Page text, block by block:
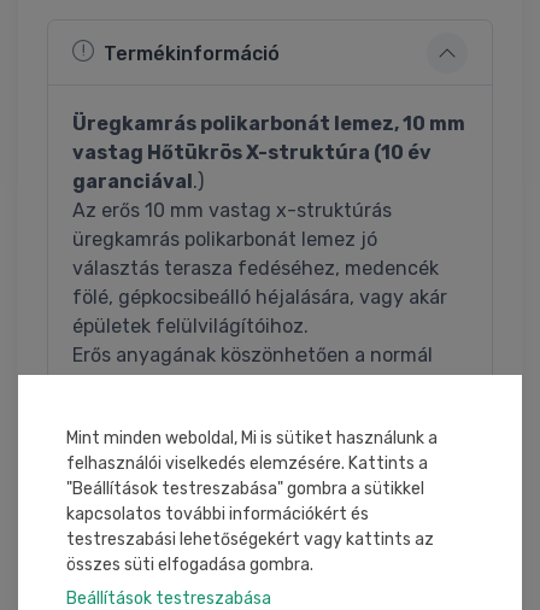
Termékinformáció
Üregkamrás polikarbonát lemez, 10 mm
vastag Hőtükrös X-struktúra (10 év
garanciával .)
Az erős 10 mm vastag x-struktúrás
üregkamrás polikarbonát lemez jó
választás terasza fedéséhez, medencék
fölé, gépkocsibeálló héjalására, vagy akár
épületek felülvilágítóihoz.
Erős anyagának köszönhetően a normál
bármelyik oldalával építhető a nap felé,
ezzel is csökkentve a hulladékokat, hiszen
pl. a háromszögből álló fedéseknél
összeforgathatók a vágott elemek.
A SOLAR lemezek közel víztiszták,
fényáteresztő képességük pedig
Mint minden weboldal, Mi is sütiket használunk a
felhasználói viselkedés elemzésére. Kattints a
"Beállítások testreszabása" gombra a sütikkel
kapcsolatos további információkért és
testreszabási lehetőségekért vagy kattints az
összes süti elfogadása gombra.
Beállítások testreszabása